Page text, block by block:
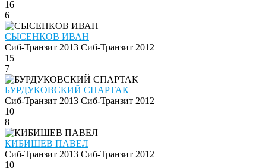
16
6
СЫСЕНКОВ ИВАН
Сиб-Транзит 2013 Сиб-Транзит 2012
15
7
БУРДУКОВСКИЙ СПАРТАК
Сиб-Транзит 2013 Сиб-Транзит 2012
10
8
КИБИШЕВ ПАВЕЛ
Сиб-Транзит 2013 Сиб-Транзит 2012
10